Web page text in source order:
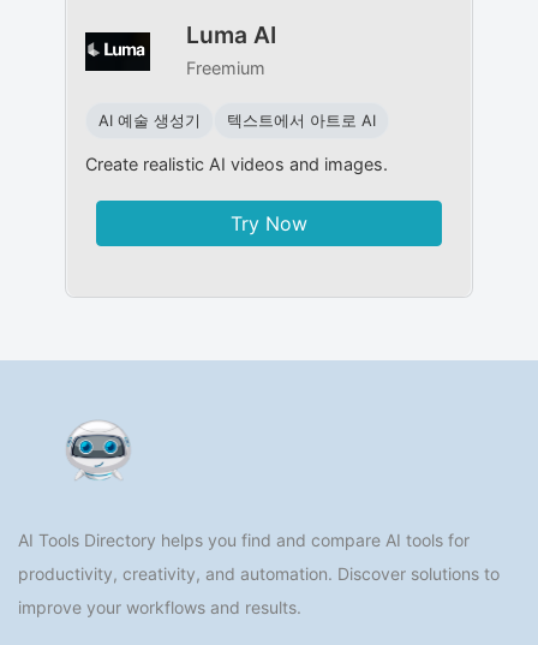
Luma AI
Freemium
AI 예술 생성기 텍스트에서 아트로 AI
Create realistic AI videos and images.
Try Now
AI Tools Directory helps you find and compare AI tools for
productivity, creativity, and automation. Discover solutions to
improve your workflows and results.